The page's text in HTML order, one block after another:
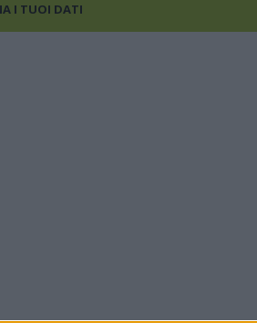
I TUOI DATI